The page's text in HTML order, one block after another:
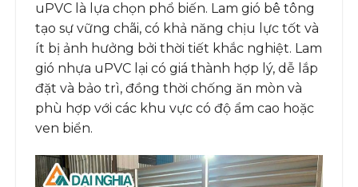
uPVC là lựa chọn phổ biến. Lam gió bê tông
tạo sự vững chãi, có khả năng chịu lực tốt và
ít bị ảnh hưởng bởi thời tiết khắc nghiệt. Lam
gió nhựa uPVC lại có giá thành hợp lý, dễ lắp
đặt và bảo trì, đồng thời chống ăn mòn và
phù hợp với các khu vực có độ ẩm cao hoặc
ven biển.